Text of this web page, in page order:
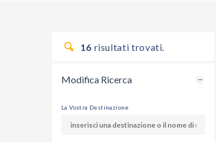
16 risultati trovati.
Modifica Ricerca
La Vostra Destinazione